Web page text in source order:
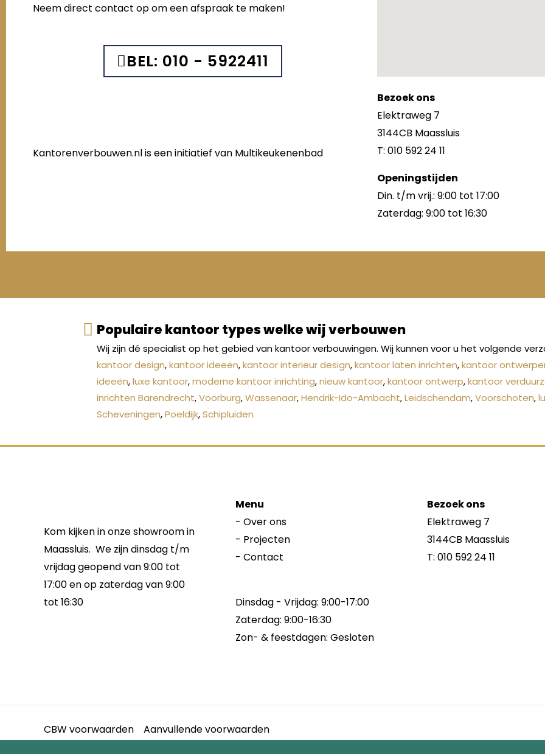
Neem direct contact op om een afspraak te maken!
BEL: 010 - 5922411
Kantorenverbouwen.nl is een initiatief van Multikeukenenbad
Bezoek ons
Elektraweg 7
3144CB Maassluis
T: 010 592 24 11
Openingstijden
Din. t/m vrij.: 9:00 tot 17:00
Zaterdag: 9:00 tot 16:30
Populaire kantoor types welke wij verbouwen
Wij zijn dé specialist op het gebied van kantoor verbouwingen. Wij kunnen voor u het volgende
kantoor design,kantoor ideeën,kantoor interieur design,kantoor laten inrichten,kantoor
ideeën,luxe kantoor,moderne kantoor inrichting,nieuw kantoor,kantoor ontwerp,kantoor
inrichten Barendrecht,Voorburg,Wassenaar,Hendrik-Ido-Ambacht,Leidschendam,Voorschoten,
Scheveningen,Poeldijk,Schipluiden
Kom kijken in onze showroom in
Maassluis. We zijn dinsdag t/m
vrijdag geopend van 9:00 tot
17:00 en op zaterdag van 9:00
tot 16:30
Menu
- Over ons
- Projecten
- Contact
Dinsdag - Vrijdag: 9:00-17:00
Zaterdag: 9:00-16:30
Zon- & feestdagen: Gesloten
Bezoek ons
Elektraweg 7
3144CB Maassluis
T: 010 592 24 11
CBW voorwaarden Aanvullende voorwaarden